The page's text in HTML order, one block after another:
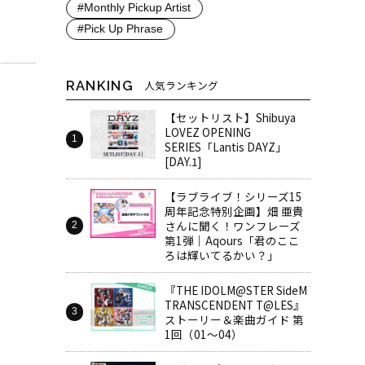
#Monthly Pickup Artist
#Pick Up Phrase
RANKING 人気ランキング
【セットリスト】Shibuya
LOVEZ OPENING
SERIES「Lantis DAYZ」
[DAY.1]
【ラブライブ！シリーズ15
周年記念特別企画】畑 亜貴
さんに聞く！ワンフレーズ
第1弾｜Aqours「君のここ
ろは輝いてるかい？」
『THE IDOLM@STER SideM
TRANSCENDENT T@LES』
ストーリー＆楽曲ガイド 第
1回（01～04）